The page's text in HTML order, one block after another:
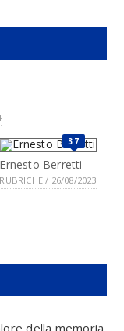
37
Ernesto Berretti
RUBRICHE / 26/08/2023
della memoria